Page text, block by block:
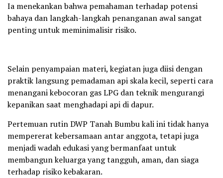
Ia menekankan bahwa pemahaman terhadap potensi
bahaya dan langkah-langkah penanganan awal sangat
penting untuk meminimalisir risiko.
Selain penyampaian materi, kegiatan juga diisi dengan
praktik langsung pemadaman api skala kecil, seperti cara
menangani kebocoran gas LPG dan teknik mengurangi
kepanikan saat menghadapi api di dapur.
Pertemuan rutin DWP Tanah Bumbu kali ini tidak hanya
mempererat kebersamaan antar anggota, tetapi juga
menjadi wadah edukasi yang bermanfaat untuk
membangun keluarga yang tangguh, aman, dan siaga
terhadap risiko kebakaran.